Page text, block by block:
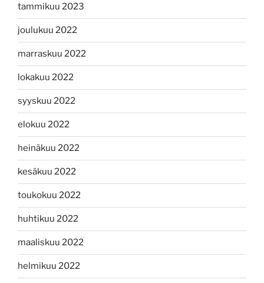
tammikuu 2023
joulukuu 2022
marraskuu 2022
lokakuu 2022
syyskuu 2022
elokuu 2022
heinäkuu 2022
kesäkuu 2022
toukokuu 2022
huhtikuu 2022
maaliskuu 2022
helmikuu 2022